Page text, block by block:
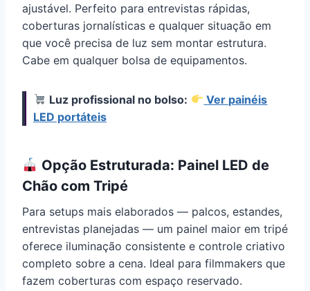
ajustável. Perfeito para entrevistas rápidas,
coberturas jornalísticas e qualquer situação em
que você precisa de luz sem montar estrutura.
Cabe em qualquer bolsa de equipamentos.
Luz profissional no bolso:
Ver painéis
LED portáteis
Opção Estruturada: Painel LED de
Chão com Tripé
Para setups mais elaborados — palcos, estandes,
entrevistas planejadas — um painel maior em tripé
oferece iluminação consistente e controle criativo
completo sobre a cena. Ideal para filmmakers que
fazem coberturas com espaço reservado.